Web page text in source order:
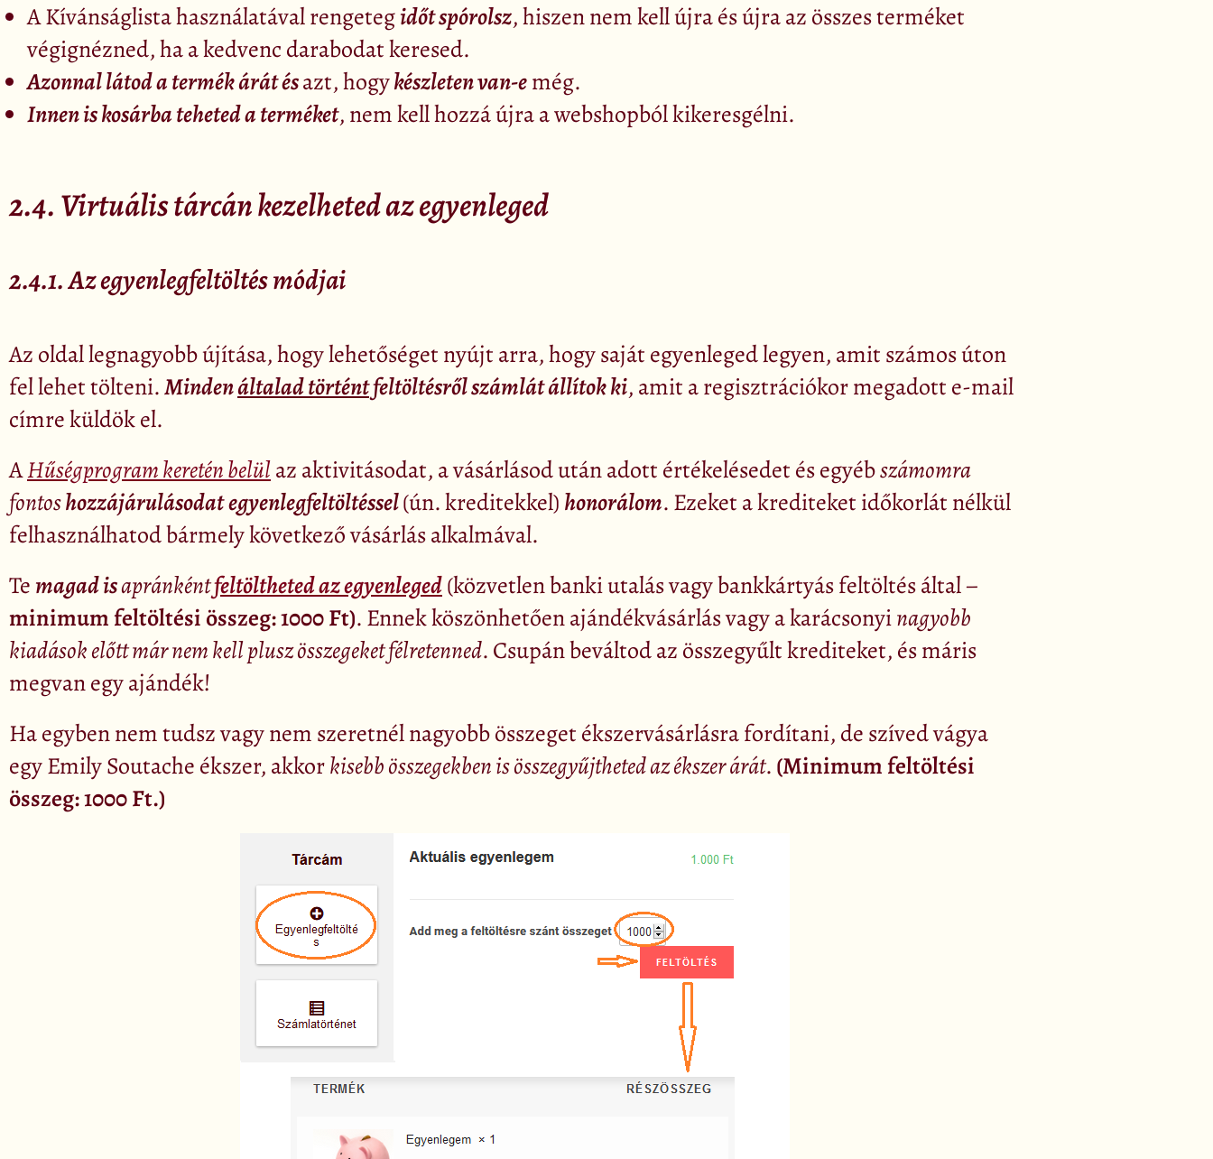
A Kívánságlista használatával rengetegidőt spórolsz, hiszen nem kell újra és újra az összes terméket
végignézned, ha a kedvenc darabodat keresed.
Azonnal látod a termék árát ésazt, hogykészleten van-emég.
Innen is kosárba teheted a terméket, nem kell hozzá újra a webshopból kikeresgélni.
2.4. Virtuális tárcán kezelheted az egyenleged
2.4.1. Az egyenlegfeltöltés módjai
Az oldal legnagyobb újítása, hogy lehetőséget nyújt arra, hogy saját egyenleged legyen, amit számos úton
fel lehet tölteni.Mindenáltalad történtfeltöltésről számlát állítok ki, amit a regisztrációkor megadott e-mail
címre küldök el.
AHűségprogram keretén belülaz aktivitásodat, a vásárlásod után adott értékelésedet és egyébszámomra
fontoshozzájárulásodategyenlegfeltöltéssel(ún. kreditekkel) honorálom. Ezeket a krediteket időkorlát nélkül
felhasználhatod bármely következő vásárlás alkalmával.
Temagad isapránkéntfeltöltheted az egyenleged(közvetlen banki utalás vagy bankkártyás feltöltés által –
minimum feltöltési összeg: 1000 Ft). Ennek köszönhetően ajándékvásárlás vagy a karácsonyinagyobb
kiadások előtt már nem kell plusz összegeket félretenned. Csupán beváltod az összegyűlt krediteket, és máris
megvan egy ajándék!
Ha egyben nem tudsz vagy nem szeretnél nagyobb összeget ékszervásárlásra fordítani, de szíved vágya
egy Emily Soutache ékszer, akkorkisebb összegekben is összegyűjtheted az ékszer árát. (Minimum feltöltési
összeg: 1000 Ft.)